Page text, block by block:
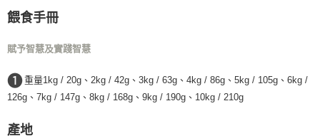
餵食手冊
賦予智慧及實踐智慧
❶重量1kg / 20g、2kg / 42g、3kg / 63g、4kg / 86g、5kg / 105g、6kg /
126g、7kg / 147g、8kg / 168g、9kg / 190g、10kg / 210g
產地